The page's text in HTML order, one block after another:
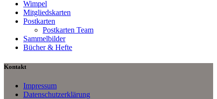
Wimpel
Mitgliedskarten
Postkarten
Postkarten Team
Sammelbilder
Bücher & Hefte
Kontakt
Impressum
Datenschutzerklärung